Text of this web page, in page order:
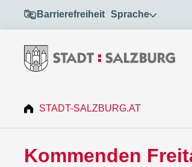
Barrierefreiheit Sprache
STADT-SALZBURG.AT
Kommenden